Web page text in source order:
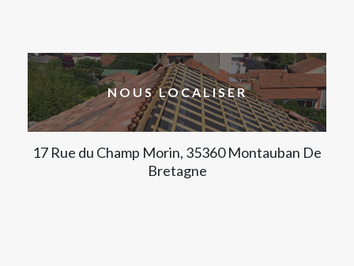
NOUS LOCALISER
17 Rue du Champ Morin, 35360 Montauban De
Bretagne